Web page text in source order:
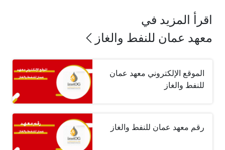
اقرأ المزيد في
معهد عمان للنفط والغاز
الموقع الإلكتروني معهد عمان
للنفط والغاز
رقم معهد عمان للنفط والغاز